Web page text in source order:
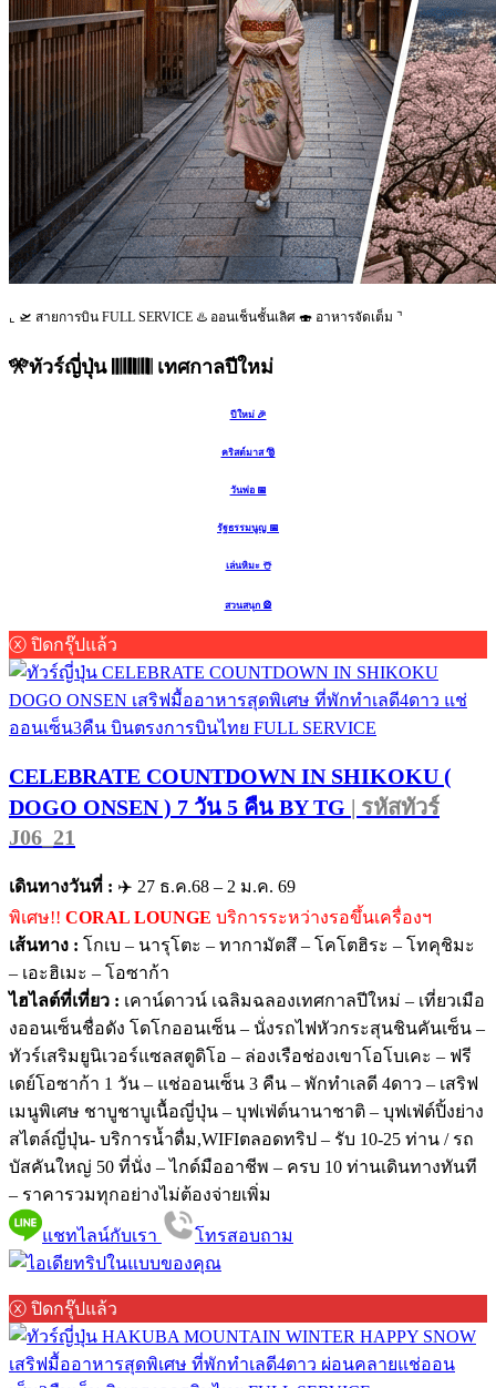
⌞ 🛫 สายการบิน FULL SERVICE ♨️ ออนเช็นชั้นเลิศ 🍣 อาหารจัดเต็ม ⌝
🎌ทัวร์ญี่ปุ่น 𝄃𝄃𝄂𝄂𝄀𝄁𝄃𝄂𝄂𝄃 เทศกาลปีใหม่
ปีใหม่ 🎉
คริสต์มาส 🎅
วันพ่อ 📅
รัฐธรรมนูญ 📅
เล่นหิมะ ☃️
สวนสนุก 🎡
ⓧ ปิดกรุ๊ปแล้ว
CELEBRATE COUNTDOWN IN SHIKOKU (
DOGO ONSEN ) 7 วัน 5 คืน BY TG | รหัสทัวร์
J06_21
เดินทางวันที่ : ✈️ 27 ธ.ค.68 – 2 ม.ค. 69
พิเศษ!! CORAL LOUNGE บริการระหว่างรอขึ้นเครื่องฯ
เส้นทาง : โกเบ – นารุโตะ – ทากามัตสึ – โคโตฮิระ – โทคุชิมะ
– เอะฮิเมะ – โอซาก้า
ไฮไลต์ที่เที่ยว : เคาน์ดาวน์ เฉลิมฉลองเทศกาลปีใหม่ – เที่ยวเมือ
งออนเซ็นชื่อดัง โดโกออนเซ็น – นั่งรถไฟหัวกระสุนชินคันเซ็น –
ทัวร์เสริมยูนิเวอร์แซลสตูดิโอ – ล่องเรือช่องเขาโอโบเคะ – ฟรี
เดย์โอซาก้า 1 วัน – แช่ออนเซ็น 3 คืน – พักทำเลดี 4ดาว – เสริฟ
เมนูพิเศษ ชาบูชาบูเนื้อญี่ปุ่น – บุฟเฟ่ต์นานาชาติ – บุฟเฟ่ต์ปิ้งย่าง
สไตล์ญี่ปุ่น- บริการน้ำดื่ม,WIFIตลอดทริป – รับ 10-25 ท่าน / รถ
บัสคันใหญ่ 50 ที่นั่ง – ไกด์มืออาชีพ – ครบ 10 ท่านเดินทางทันที
– ราคารวมทุกอย่างไม่ต้องจ่ายเพิ่ม
แชทไลน์กับเรา โทรสอบถาม
ⓧ ปิดกรุ๊ปแล้ว